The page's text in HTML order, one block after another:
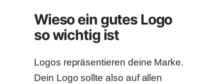
Wieso ein gutes Logo
so wichtig ist
Logos repräsentieren deine Marke.
Dein Logo sollte also auf allen